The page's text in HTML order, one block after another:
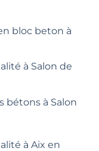
bloc beton à
à Salon de
bétons à Salon
à Aix en